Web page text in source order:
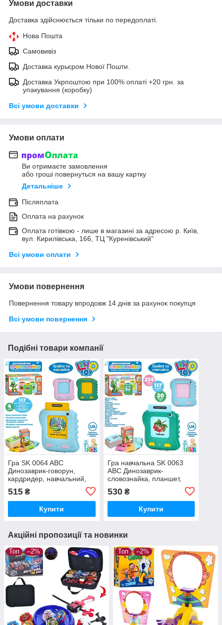
Умови доставки
Доставка здійснюється тільки по передоплаті.
Нова Пошта
Самовивіз
Доставка курьєром Нової Пошти.
Доставка Укрпоштою при 100% оплаті +20 грн. за
упакування (коробку)
Всі умови доставки
Умови оплати
Ви отримаєте замовлення
або гроші повернуться на вашу картку
Детальніше
Післяплата
Оплата на рахунок
Оплата готівкою - лише в магазині за адресою р. Київ,
вул. Кирилівська, 166, ТЦ "Куренівський"
Всі умови оплати
Умови повернення
Повернення товару впродовж 14 днів за рахунок покупця
Всі умови повернення
Подібні товари компанії
Гра SK 0064 ABC
Динозаврик-говорун,
кардридер, навчальний,
звук (УКР), 117 карток, 4
теми, на акумуляторі
515 ₴
Купити
Гра навчальна SK 0063
ABC Динозаврик-
словознайка, планшет,
карток, 234 слова
530₴
Купити
Акційні пропозиції та новинки
Топ –2% Топ –2%